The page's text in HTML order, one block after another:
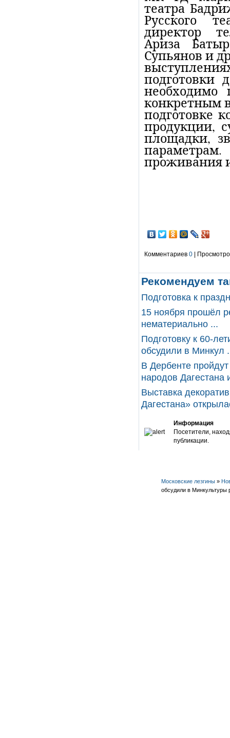
театра
Русского
директор
Ариза
Супьянов и
подготовки
необходимо
конкретным
подготовке
продукции,
площадки,
проживания
Комментариев 0 |
Рекомендуем
Подготовка к
15 ноября прошёл
нематериально ...
Подготовку к 60-
обсудили в Минкул
В Дербенте
народов Дагестана
Выставка
Дагестана»
Информация
Посетители,
публикации.
Московские лезгины »
обсудили в Минкультуры